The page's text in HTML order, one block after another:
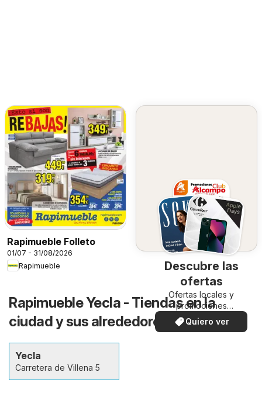
Rapimueble Folleto
01/07 - 31/08/2026
Rapimueble
Descubre las
ofertas
Ofertas locales y
promociones
especiales.
Quiero ver
Rapimueble Yecla - Tiendas en la
ciudad y sus alrededores
Yecla
Carretera de Villena 5